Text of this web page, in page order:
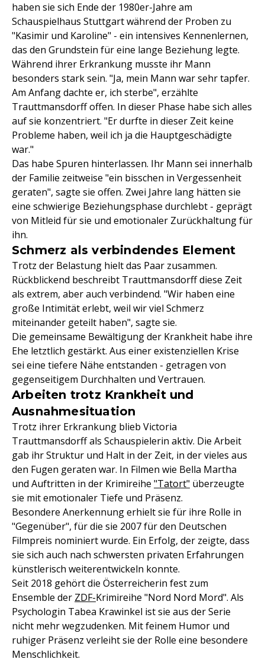
haben sie sich Ende der 1980er-Jahre am
Schauspielhaus Stuttgart während der Proben zu
"Kasimir und Karoline" - ein intensives Kennenlernen,
das den Grundstein für eine lange Beziehung legte.
Während ihrer Erkrankung musste ihr Mann
besonders stark sein. "Ja, mein Mann war sehr tapfer.
Am Anfang dachte er, ich sterbe", erzählte
Trauttmansdorff offen. In dieser Phase habe sich alles
auf sie konzentriert. "Er durfte in dieser Zeit keine
Probleme haben, weil ich ja die Hauptgeschädigte
war."
Das habe Spuren hinterlassen. Ihr Mann sei innerhalb
der Familie zeitweise "ein bisschen in Vergessenheit
geraten", sagte sie offen. Zwei Jahre lang hätten sie
eine schwierige Beziehungsphase durchlebt - geprägt
von Mitleid für sie und emotionaler Zurückhaltung für
ihn.
Schmerz als verbindendes Element
Trotz der Belastung hielt das Paar zusammen.
Rückblickend beschreibt Trauttmansdorff diese Zeit
als extrem, aber auch verbindend. "Wir haben eine
große Intimität erlebt, weil wir viel Schmerz
miteinander geteilt haben", sagte sie.
Die gemeinsame Bewältigung der Krankheit habe ihre
Ehe letztlich gestärkt. Aus einer existenziellen Krise
sei eine tiefere Nähe entstanden - getragen von
gegenseitigem Durchhalten und Vertrauen.
Arbeiten trotz Krankheit und
Ausnahmesituation
Trotz ihrer Erkrankung blieb Victoria
Trauttmansdorff als Schauspielerin aktiv. Die Arbeit
gab ihr Struktur und Halt in der Zeit, in der vieles aus
den Fugen geraten war. In Filmen wie Bella Martha
und Auftritten in der Krimireihe "Tatort" überzeugte
sie mit emotionaler Tiefe und Präsenz.
Besondere Anerkennung erhielt sie für ihre Rolle in
"Gegenüber", für die sie 2007 für den Deutschen
Filmpreis nominiert wurde. Ein Erfolg, der zeigte, dass
sie sich auch nach schwersten privaten Erfahrungen
künstlerisch weiterentwickeln konnte.
Seit 2018 gehört die Österreicherin fest zum
Ensemble der ZDF-Krimireihe "Nord Nord Mord". Als
Psychologin Tabea Krawinkel ist sie aus der Serie
nicht mehr wegzudenken. Mit feinem Humor und
ruhiger Präsenz verleiht sie der Rolle eine besondere
Menschlichkeit.